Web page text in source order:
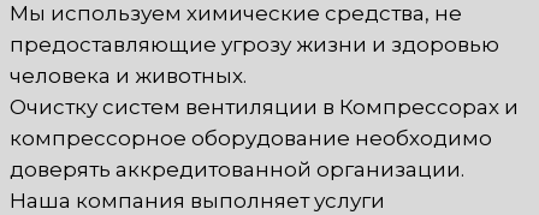
Мы используем химические средства, не
предоставляющие угрозу жизни и здоровью
человека и животных.
Очистку систем вентиляции в Компрессорах и
компрессорное оборудование необходимо
доверять аккредитованной организации.
Наша компания выполняет услуги